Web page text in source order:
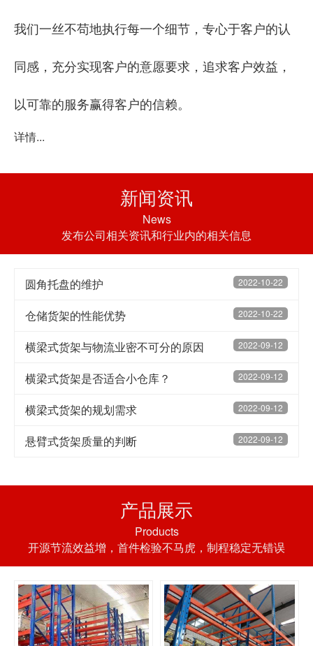
我们一丝不苟地执行每一个细节，专心于客户的认
同感，充分实现客户的意愿要求，追求客户效益，
以可靠的服务赢得客户的信赖。
详情...
新闻资讯
News
发布公司相关资讯和行业内的相关信息
2022-10-22
圆角托盘的维护
2022-10-22
仓储货架的性能优势
2022-09-12
横梁式货架与物流业密不可分的原因
2022-09-12
横梁式货架是否适合小仓库？
2022-09-12
横梁式货架的规划需求
2022-09-12
悬臂式货架质量的判断
产品展示
Products
开源节流效益增，首件检验不马虎，制程稳定无错误